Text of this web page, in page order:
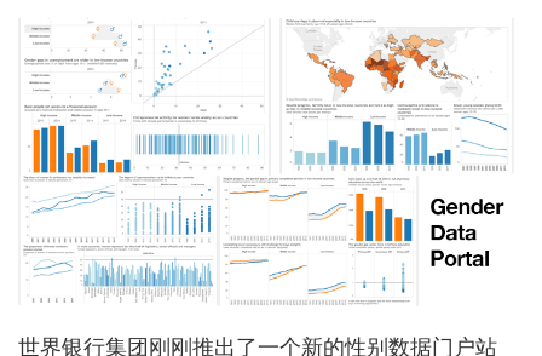
世界银行集团刚刚推出了一个新的性别数据门户站